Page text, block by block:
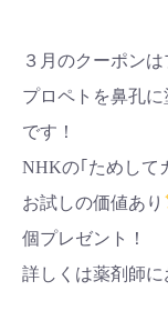
３月のクーポン
プロペトを鼻孔
です！
NHKの｢ためして
お試しの価値あり
個プレゼント！
詳しくは薬剤師